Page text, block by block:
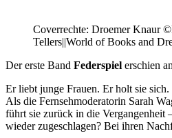
Coverrechte: Droemer Knaur
Tellers||World of Books and
Der erste Band Federspiel erschien
Er liebt junge Frauen. Er holt sie
Als die Fernsehmoderatorin Sarah
führt sie zurück in die Vergangenheit
wieder zugeschlagen? Bei ihren